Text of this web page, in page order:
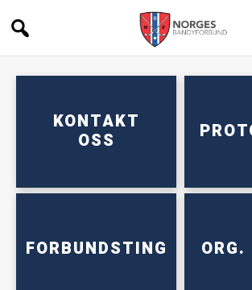
Forbundet
KONTAKT
OSS
FORBUNDSTING ORG.